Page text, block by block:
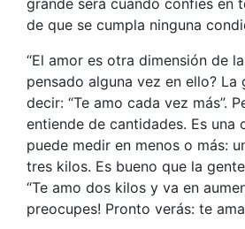
grande será cuando confíes en
de que se cumpla ninguna
“El amor es otra dimensión de
pensado alguna vez en ello? La
decir: “Te amo cada vez más”.
entiende de cantidades. Es una
puede medir en menos o más:
tres kilos. Es bueno que la
“Te amo dos kilos y va en
preocupes! Pronto verás: te